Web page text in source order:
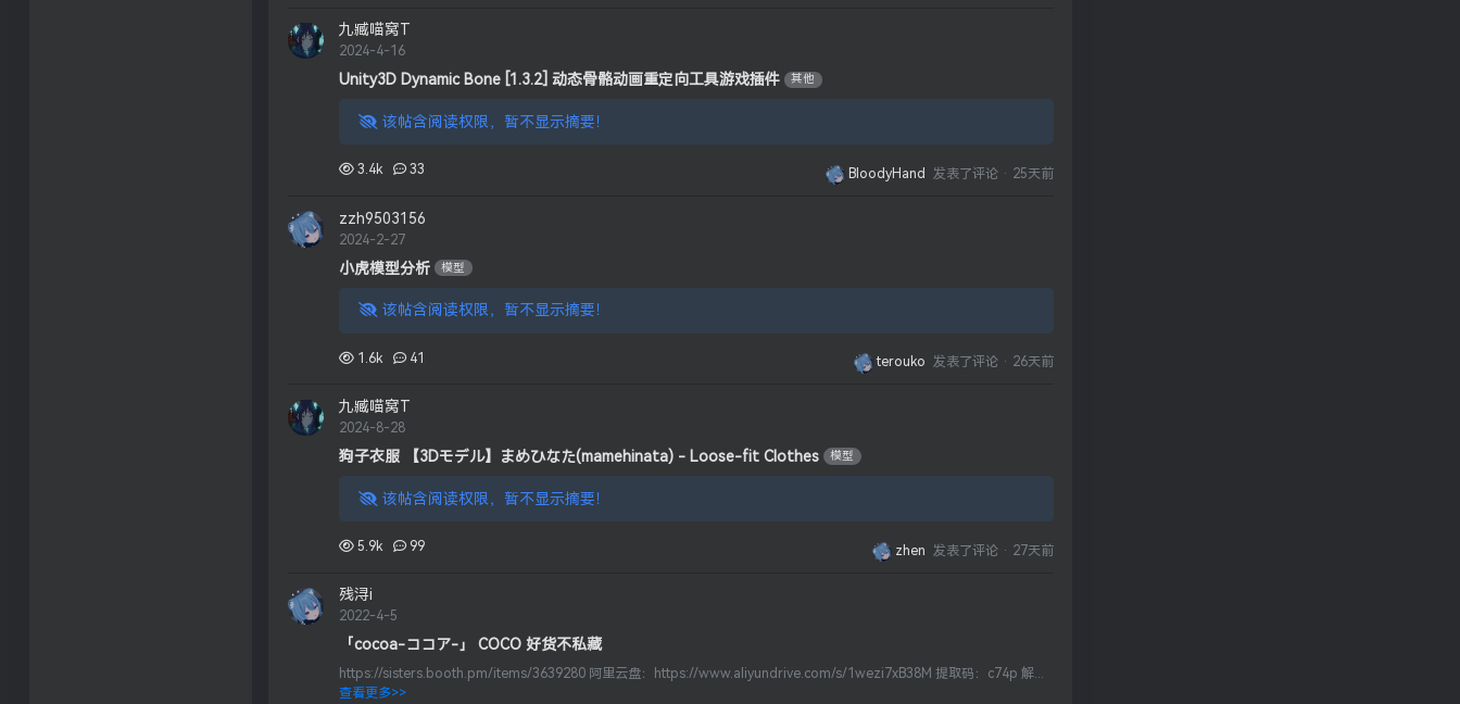
九臧喵窝T
2024-4-16
Unity3D Dynamic Bone [1.3.2] 动态骨骼动画重定向工具游戏插件 其他
该帖含阅读权限，暂不显示摘要！
3.4k 33 BloodyHand 发表了评论 · 25天前
zzh9503156
2024-2-27
小虎模型分析 模型
该帖含阅读权限，暂不显示摘要！
1.6k 41 terouko 发表了评论 · 26天前
九臧喵窝T
2024-8-28
狗子衣服 【3Dモデル】まめひなた(mamehinata) - Loose-fit Clothes 模型
该帖含阅读权限，暂不显示摘要！
5.9k 99 zhen 发表了评论 · 27天前
残浔i
2022-4-5
「cocoa-ココア-」 COCO 好货不私藏
https://sisters.booth.pm/items/3639280 阿里云盘：https://www.aliyundrive.com/s/1wezi7xB38M 提取码：c74p 解...
查看更多>>